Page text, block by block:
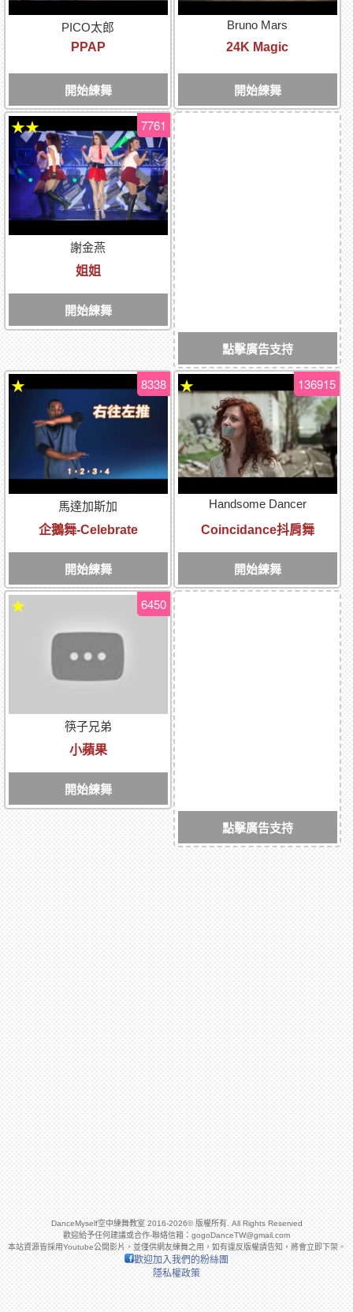
PICO太郎
PPAP
開始練舞
Bruno Mars
24K Magic
開始練舞
謝金燕
姐姐
開始練舞
7761
★★
點擊廣告支持
馬達加斯加
企鵝舞-Celebrate
開始練舞
8338
★
Handsome Dancer
Coincidance抖肩舞
開始練舞
136915
★
筷子兄弟
小蘋果
開始練舞
6450
★
點擊廣告支持
DanceMyself空中練舞教室 2016-2026© 版權所有. All Rights Reserved
歡迎給予任何建議或合作-聯絡信箱： gogoDanceTW@gmail.com
本站資源皆採用Youtube公開影片，並僅供網友練舞之用，如有違反版權請告知，將會立即下架。
歡迎加入我們的粉絲團
隱私權政策